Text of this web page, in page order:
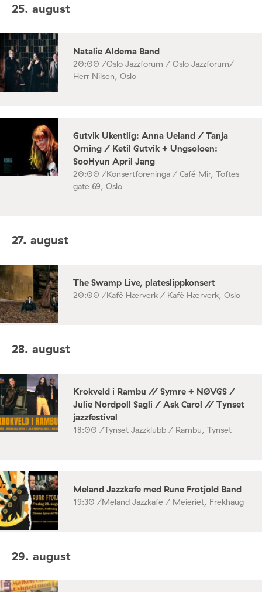
25. august
Natalie Aldema Band
20:00 /Oslo Jazzforum / Oslo Jazzforum/
Herr Nilsen, Oslo
Gutvik Ukentlig: Anna Ueland / Tanja
Orning / Ketil Gutvik + Ungsoloen:
SooHyun April Jang
20:00 /Konsertforeninga / Café Mir, Toftes
gate 69, Oslo
27. august
The Swamp Live, plateslippkonsert
20:00 /Kafé Hærverk / Kafé Hærverk, Oslo
28. august
Krokveld i Rambu // Symre + NØVGS /
Julie Nordpoll Sagli / Ask Carol // Tynset
jazzfestival
18:00 /Tynset Jazzklubb / Rambu, Tynset
Meland Jazzkafe med Rune Frotjold Band
19:30 /Meland Jazzkafe / Meieriet, Frekhaug
29. august